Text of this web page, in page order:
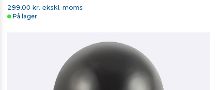
299,00 kr. ekskl. moms
På lager